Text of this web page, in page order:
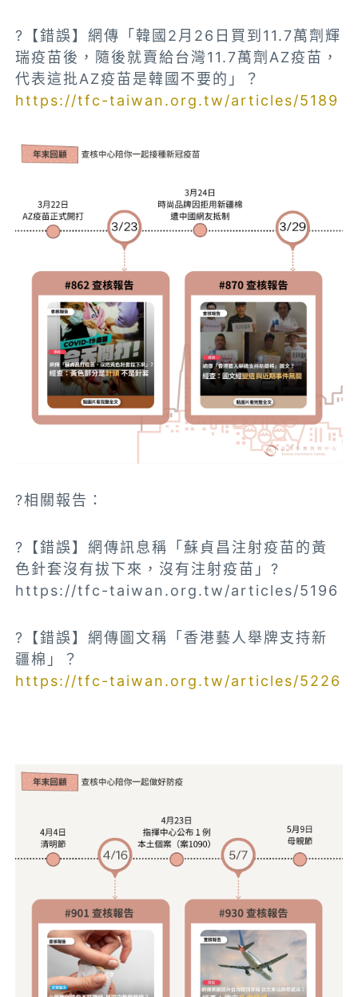
?【錯誤】網傳「韓國2月26日買到11.7萬劑輝
瑞疫苗後，隨後就賣給台灣11.7萬劑AZ疫苗，
代表這批AZ疫苗是韓國不要的」？
https://tfc-taiwan.org.tw/articles/5189
?相關報告：
?【錯誤】網傳訊息稱「蘇貞昌注射疫苗的黃
色針套沒有拔下來，沒有注射疫苗」?
https://tfc-taiwan.org.tw/articles/5196
?【錯誤】網傳圖文稱「香港藝人舉牌支持新
疆棉」？
https://tfc-taiwan.org.tw/articles/5226